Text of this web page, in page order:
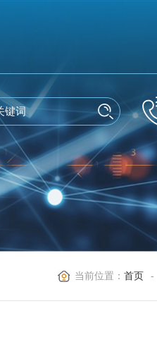
当前位置：首页 -